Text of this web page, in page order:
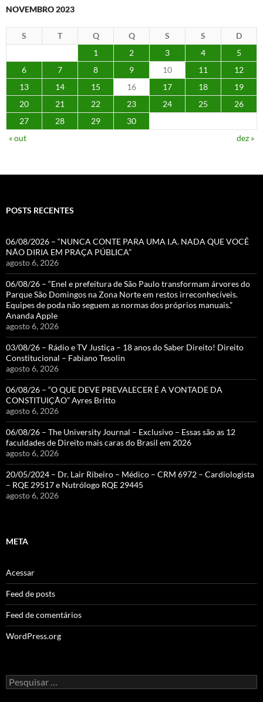
NOVEMBRO 2023
S T Q Q S S
D
1
2 3 4
5
6
7 8 9 10 11
12
13
14 15 16 17 18
19
20
21 22 23 24 25
26
27
28 29
30
« out
dez »
POSTS RECENTES
06/08/2026 – “NUNCA CONTE PARA UMA I.A. NADA QUE VOCÊ
NÃO DIRIA EM PRAÇA PÚBLICA”
agosto 6, 2026
06/08/26 – “Enel e prefeitura de São Paulo transformam árvores do
Parque São Domingos na Zona Norte em restos irreconhecíveis.
Equipes de poda não seguem as normas dos próprios manuais.”
Ananda Apple
agosto 6, 2026
03/08/26 – Rádio e TV Justiça – 18 anos do Saber Direito! Direito
Constitucional – Fabiano Tesolin
agosto 6, 2026
06/08/26 – “O QUE DEVE PREVALECER É A VONTADE DA
CONSTITUIÇÃO” Ayres Britto
agosto 6, 2026
06/08/26 – The University Journal – Exclusivo – Essas são as 12
faculdades de Direito mais caras do Brasil em 2026
agosto 6, 2026
20/05/2024 – Dr. Lair Ribeiro – Médico – CRM 6972 – Cardiologista
– RQE 29517 e Nutrólogo RQE 29445
agosto 6, 2026
META
Acessar
Feed de posts
Feed de comentários
WordPress.org
Pesquisar
por: